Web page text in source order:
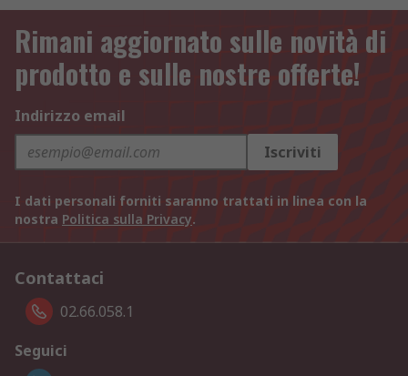
Rimani aggiornato sulle novità di
prodotto e sulle nostre offerte!
Indirizzo email
Iscriviti
I dati personali forniti saranno trattati in linea con la
nostra Politica sulla Privacy.
Contattaci
02.66.058.1
Seguici